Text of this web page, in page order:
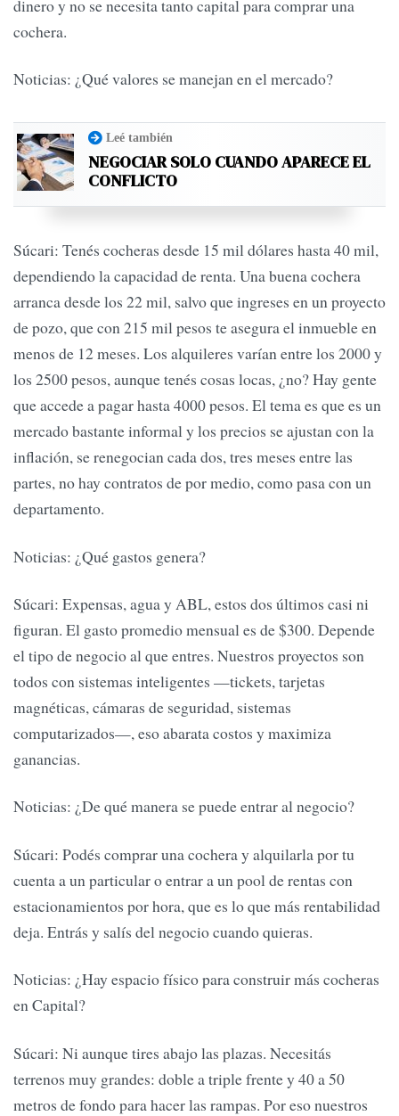
dinero y no se necesita tanto capital para comprar una
cochera.
Noticias: ¿Qué valores se manejan en el mercado?
Leé también
NEGOCIAR SOLO CUANDO APARECE EL
CONFLICTO
Súcari: Tenés cocheras desde 15 mil dólares hasta 40 mil,
dependiendo la capacidad de renta. Una buena cochera
arranca desde los 22 mil, salvo que ingreses en un proyecto
de pozo, que con 215 mil pesos te asegura el inmueble en
menos de 12 meses. Los alquileres varían entre los 2000 y
los 2500 pesos, aunque tenés cosas locas, ¿no? Hay gente
que accede a pagar hasta 4000 pesos. El tema es que es un
mercado bastante informal y los precios se ajustan con la
inflación, se renegocian cada dos, tres meses entre las
partes, no hay contratos de por medio, como pasa con un
departamento.
Noticias: ¿Qué gastos genera?
Súcari: Expensas, agua y ABL, estos dos últimos casi ni
figuran. El gasto promedio mensual es de $300. Depende
el tipo de negocio al que entres. Nuestros proyectos son
todos con sistemas inteligentes —tickets, tarjetas
magnéticas, cámaras de seguridad, sistemas
computarizados—, eso abarata costos y maximiza
ganancias.
Noticias: ¿De qué manera se puede entrar al negocio?
Súcari: Podés comprar una cochera y alquilarla por tu
cuenta a un particular o entrar a un pool de rentas con
estacionamientos por hora, que es lo que más rentabilidad
deja. Entrás y salís del negocio cuando quieras.
Noticias: ¿Hay espacio físico para construir más cocheras
en Capital?
Súcari: Ni aunque tires abajo las plazas. Necesitás
terrenos muy grandes: doble a triple frente y 40 a 50
metros de fondo para hacer las rampas. Por eso nuestros